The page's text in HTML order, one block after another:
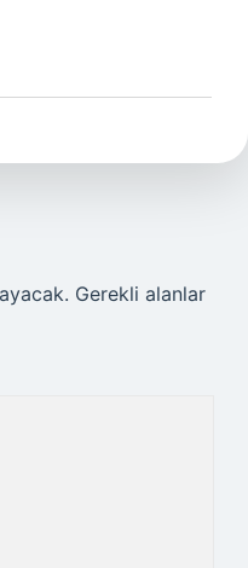
Gerekli alanlar